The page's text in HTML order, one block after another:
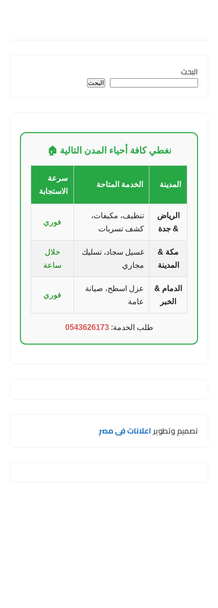
البحث
البحث
نغطي كافة أحياء المدن التالية 🏠
المدينة الخدمة المتاحة
سرعة
الاستجابة
الرياض
& جدة
تنظيف، مكيفات،
كشف تسربات
فوري
مكة &
المدينة
غسيل سجاد، تسليك
مجاري
خلال
ساعة
الدمام &
الخبر
عزل اسطح، صيانة
عامة
فوري
طلب الخدمة:0543626173
تصميم وتطويراعلانات فى مصر